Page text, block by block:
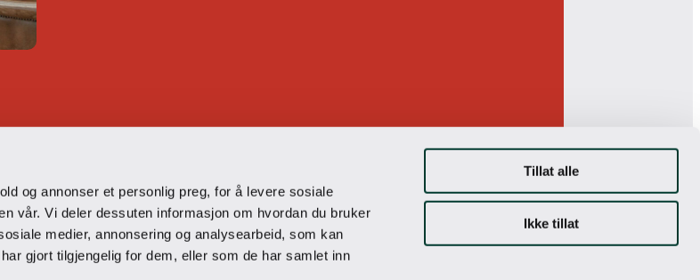
og annonser et personlig preg, for å levere sosiale
vår. Vi deler dessuten informasjon om hvordan du bruker
medier, annonsering og analysearbeid, som kan
gjort tilgjengelig for dem, eller som de har samlet inn
Tillat alle
Ikke tillat
teste vårt